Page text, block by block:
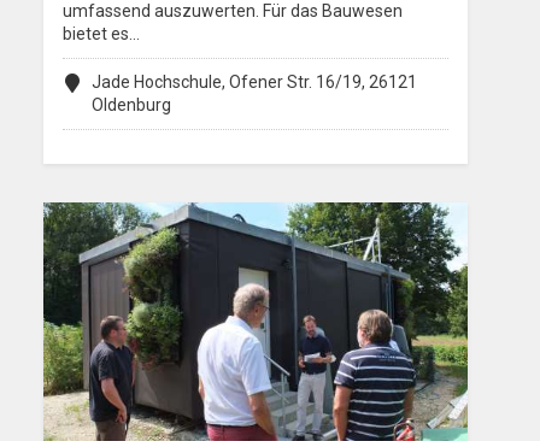
umfassend auszuwerten. Für das Bauwesen
bietet es…
Jade Hochschule, Ofener Str. 16/19, 26121
Oldenburg